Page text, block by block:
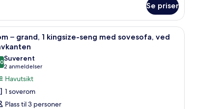
Se priser
senger med overmadrass Sengetøy av topp kvalitet, dundyner og
4 – grand, 1 kingsize-seng med sovesofa, ved
av 10
Suverent
2 anmeldelser
(2
anmeldelser)
Havutsikt
1 soverom
Plass til 3 personer